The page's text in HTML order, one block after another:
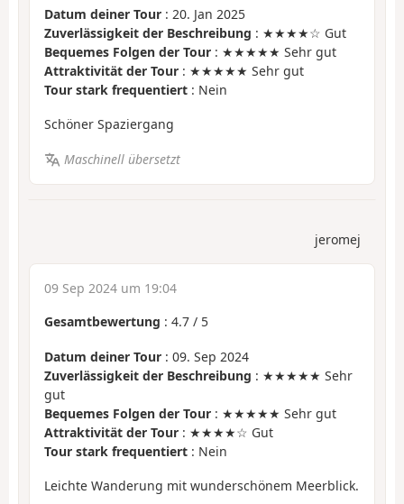
Datum deiner Tour : 20. Jan 2025
Zuverlässigkeit der Beschreibung : ★★★★☆ Gut
Bequemes Folgen der Tour : ★★★★★ Sehr gut
Attraktivität der Tour : ★★★★★ Sehr gut
Tour stark frequentiert : Nein
Schöner Spaziergang
Maschinell übersetzt
jeromej
09 Sep 2024 um 19:04
Gesamtbewertung : 4.7 / 5
Datum deiner Tour : 09. Sep 2024
Zuverlässigkeit der Beschreibung : ★★★★★ Sehr
gut
Bequemes Folgen der Tour : ★★★★★ Sehr gut
Attraktivität der Tour : ★★★★☆ Gut
Tour stark frequentiert : Nein
Leichte Wanderung mit wunderschönem Meerblick.